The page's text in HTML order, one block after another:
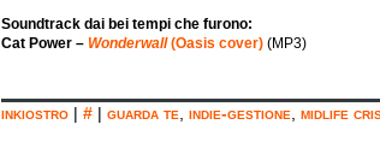
Soundtrack dai bei tempi che furono:
Cat Power – Wonderwall(Oasis cover) (MP3)
inkiostro | # | guarda te indie-gestione midlife